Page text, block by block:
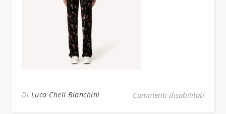
Di Luca Cheli Bianchini Commenti disabilitatisu